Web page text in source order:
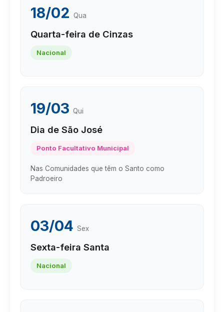
18/02 Qua
Quarta-feira de Cinzas
Nacional
19/03 Qui
Dia de São José
Ponto Facultativo Municipal
Nas Comunidades que têm o Santo como
Padroeiro
03/04 Sex
Sexta-feira Santa
Nacional